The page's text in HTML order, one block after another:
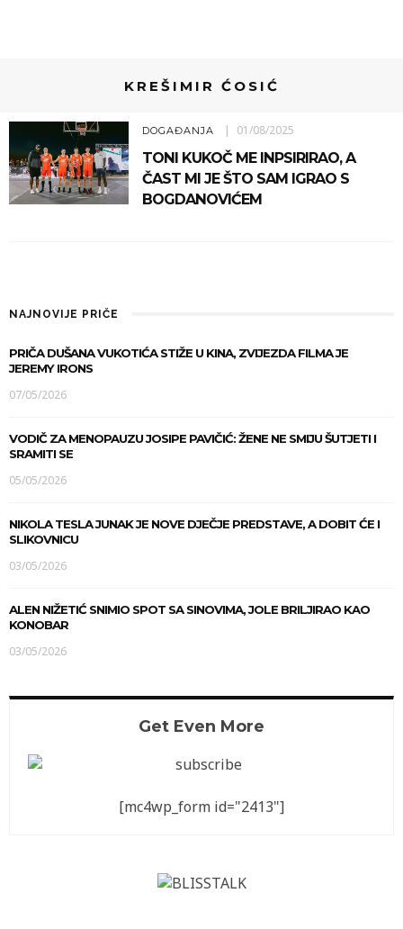
KREŠIMIR ĆOSIĆ
DOGAĐANJA 01/08/2025
TONI KUKOČ ME INPSIRIRAO, A
ČAST MI JE ŠTO SAM IGRAO S
BOGDANOVIĆEM
NAJNOVIJE PRIČE
PRIČA DUŠANA VUKOTIĆA STIŽE U KINA, ZVIJEZDA FILMA JE
JEREMY IRONS
07/05/2026
VODIČ ZA MENOPAUZU JOSIPE PAVIČIĆ: ŽENE NE SMIJU ŠUTJETI I
SRAMITI SE
05/05/2026
NIKOLA TESLA JUNAK JE NOVE DJEČJE PREDSTAVE, A DOBIT ĆE I
SLIKOVNICU
03/05/2026
ALEN NIŽETIĆ SNIMIO SPOT SA SINOVIMA, JOLE BRILJIRAO KAO
KONOBAR
03/05/2026
Get Even More
[mc4wp_form id="2413"]